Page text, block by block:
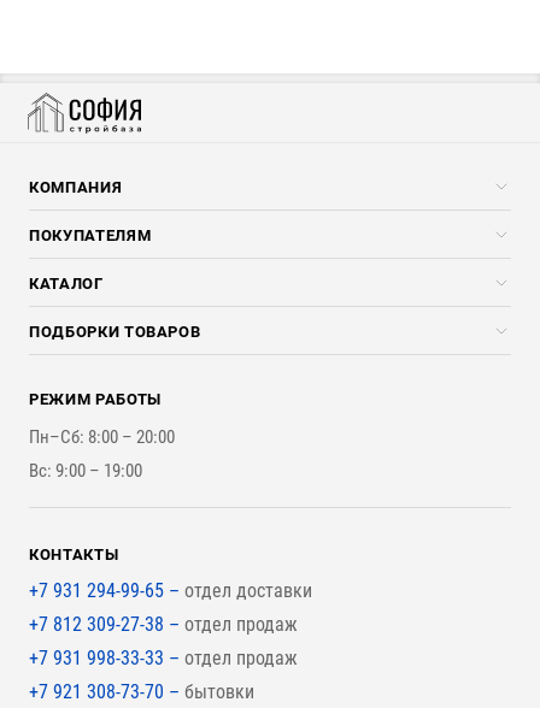
КОМПАНИЯ
Компания
Услуги
ПОКУПАТЕЛЯМ
Скидки стройкомпаниям
Доставка и разгрузка
Оплата и Возврат
Наши работы
КАТАЛОГ
Погонажные изделия
Брикеты, Дрова, Стружка
Стройматериалы
Инструменты
ПОДБОРКИ ТОВАРОВ
Для бутерброда стены
Для наружной отделки
Для покрытия крыши
РЕЖИМ РАБОТЫ
Пн–Сб: 8:00 – 20:00
Вс: 9:00 – 19:00
КОНТАКТЫ
+7 931 294-99-65 – отдел доставки
+7 812 309-27-38 – отдел продаж
+7 931 998-33-33 – отдел продаж
+7 921 308-73-70 – бытовки